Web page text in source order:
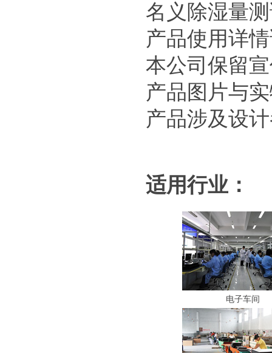
名义除湿量
产品使用详
本公司保留
产品图片与
产品涉及设
适用行业：
电子车间